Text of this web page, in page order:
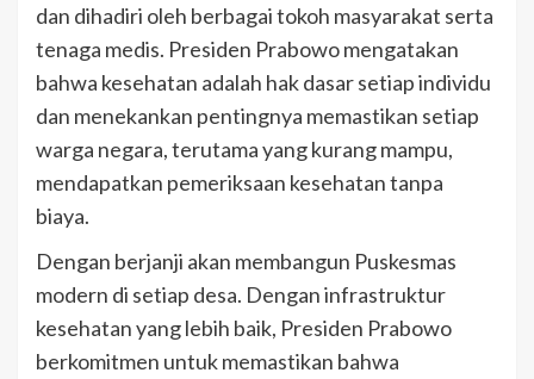
dan dihadiri oleh berbagai tokoh masyarakat serta
tenaga medis. Presiden Prabowo mengatakan
bahwa kesehatan adalah hak dasar setiap individu
dan menekankan pentingnya memastikan setiap
warga negara, terutama yang kurang mampu,
mendapatkan pemeriksaan kesehatan tanpa
biaya.
Dengan berjanji akan membangun Puskesmas
modern di setiap desa. Dengan infrastruktur
kesehatan yang lebih baik, Presiden Prabowo
berkomitmen untuk memastikan bahwa